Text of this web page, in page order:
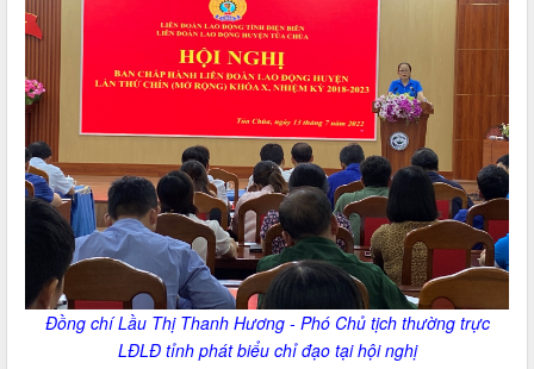
Đồng chí Lầu Thị Thanh Hương - Phó Chủ tịch thường trực
LĐLĐ tỉnh phát biểu chỉ đạo tại hội nghị